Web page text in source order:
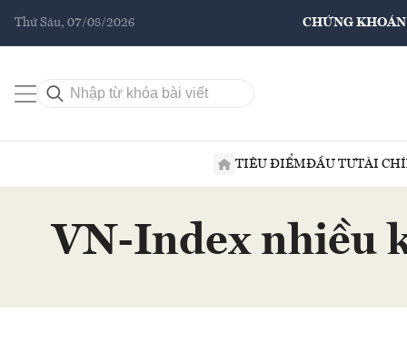
Thứ Sáu, 07/08/2026 CHỨNG KHOÁN
TIÊU ĐIỂMĐẦU TƯTÀI
VN-Index nhiều